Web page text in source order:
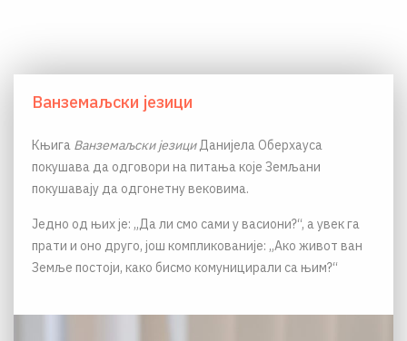
Ванземаљски језици
Књига Ванземаљски језициДанијела Оберхауса
покушава да одговори на питања које Земљани
покушавају да одгонетну вековима.
Једно од њих је: „Да ли смо сами у васиони?“, а увек га
прати и оно друго, још компликованије: „Ако живот ван
Земље постоји, како бисмо комуницирали са њим?“